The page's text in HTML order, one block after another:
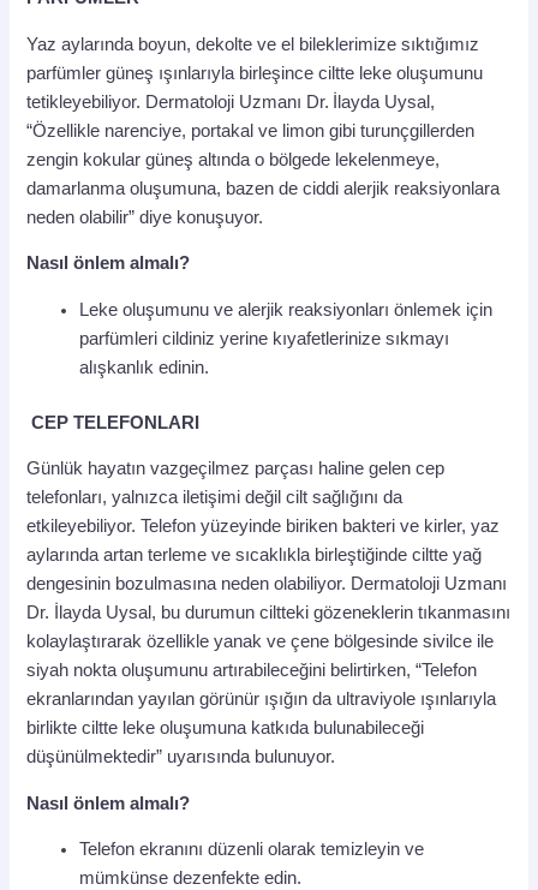
Yaz aylarında boyun, dekolte ve el bileklerimize sıktığımız
parfümler güneş ışınlarıyla birleşince ciltte leke oluşumunu
tetikleyebiliyor. Dermatoloji Uzmanı Dr. İlayda Uysal,
“Özellikle narenciye, portakal ve limon gibi turunçgillerden
zengin kokular güneş altında o bölgede lekelenmeye,
damarlanma oluşumuna, bazen de ciddi alerjik reaksiyonlara
neden olabilir” diye konuşuyor.
Nasıl önlem almalı?
Leke oluşumunu ve alerjik reaksiyonları önlemek için
parfümleri cildiniz yerine kıyafetlerinize sıkmayı
alışkanlık edinin.
CEP TELEFONLARI
Günlük hayatın vazgeçilmez parçası haline gelen cep
telefonları, yalnızca iletişimi değil cilt sağlığını da
etkileyebiliyor. Telefon yüzeyinde biriken bakteri ve kirler, yaz
aylarında artan terleme ve sıcaklıkla birleştiğinde ciltte yağ
dengesinin bozulmasına neden olabiliyor. Dermatoloji Uzmanı
Dr. İlayda Uysal, bu durumun ciltteki gözeneklerin tıkanmasını
kolaylaştırarak özellikle yanak ve çene bölgesinde sivilce ile
siyah nokta oluşumunu artırabileceğini belirtirken, “Telefon
ekranlarından yayılan görünür ışığın da ultraviyole ışınlarıyla
birlikte ciltte leke oluşumuna katkıda bulunabileceği
düşünülmektedir” uyarısında bulunuyor.
Nasıl önlem almalı?
Telefon ekranını düzenli olarak temizleyin ve
mümkünse dezenfekte edin.